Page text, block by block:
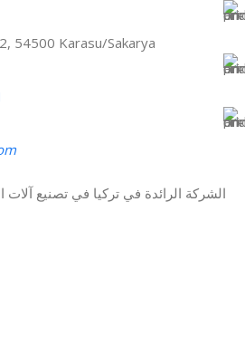
54500 Karasu/Sakarya
الشركة الرائدة في تركيا في تصنيع آلات